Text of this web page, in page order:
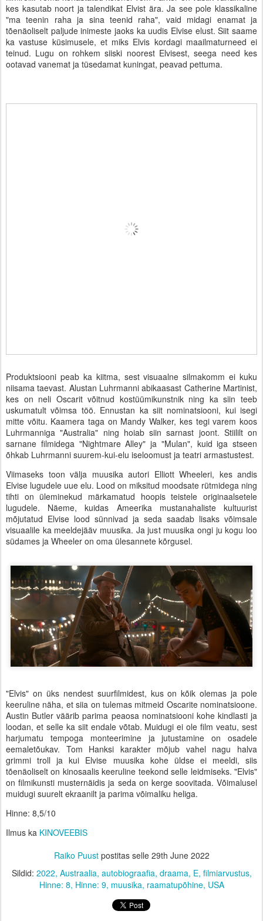
kes kasutab noort ja talendikat Elvist ära. Ja see pole klassikaline
"ma teenin raha ja sina teenid raha", vaid midagi enamat ja
tõenäoliselt paljude inimeste jaoks ka uudis Elvise elust. Siit saame
ka vastuse küsimusele, et miks Elvis kordagi maailmaturneed ei
teinud. Lugu on rohkem siiski noorest Elvisest, seega need kes
ootavad vanemat ja tüsedamat kuningat, peavad pettuma.
Produktsiooni peab ka kiitma, sest visuaalne silmakomm ei kuku
niisama taevast. Alustan Luhrmanni abikaasast Catherine Martinist,
kes on neli Oscarit võitnud kostüümikunstnik ning ka siin teeb
uskumatult võimsa töö. Ennustan ka siit nominatsiooni, kui isegi
mitte võitu. Kaamera taga on Mandy Walker, kes tegi varem koos
Luhrmanniga "Australia" ning hoiab siin sarnast joont. Stiililt on
sarnane filmidega "Nightmare Alley" ja "Mulan", kuid iga stseen
õhkab Luhrmanni suurem-kui-elu iseloomust ja teatri armastustest.
Viimaseks toon välja muusika autori Elliott Wheeleri, kes andis
Elvise lugudele uue elu. Lood on miksitud moodsate rütmidega ning
tihti on üleminekud märkamatud hoopis teistele originaalsetele
lugudele. Näeme, kuidas Ameerika mustanahaliste kultuurist
mõjutatud Elvise lood sünnivad ja seda saadab lisaks võimsale
visuaalile ka meeldejääv muusika. Ja just muusika ongi ju kogu loo
südames ja Wheeler on oma ülesannete kõrgusel.
"Elvis" on üks nendest suurfilmidest, kus on kõik olemas ja pole
keeruline näha, et siia on tulemas mitmeid Oscarite nominatsioone.
Austin Butler väärib parima peaosa nominatsiooni kohe kindlasti ja
loodan, et selle ka siit endale võtab. Muidugi ei ole film veatu, sest
harjumatu tempoga monteerimine ja jutustamine on osadele
eemaletõukav. Tom Hanksi karakter mõjub vahel nagu halva
grimmi troll ja kui Elvise muusika kohe üldse ei meeldi, siis
tõenäoliselt on kinosaalis keeruline teekond selle leidmiseks. "Elvis"
on filmikunsti musternäidis ja seda on kerge soovitada. Võimalusel
muidugi suurelt ekraanilt ja parima võimaliku heliga.
Hinne: 8,5/10
Ilmus ka KINOVEEBIS
Raiko Puustpostitas selle 29th June 2022
Sildid: 2022 Austraalia autobiograafia draama E filmiarvustus
Hinne: 8 Hinne: 9 muusika raamatupõhine USA